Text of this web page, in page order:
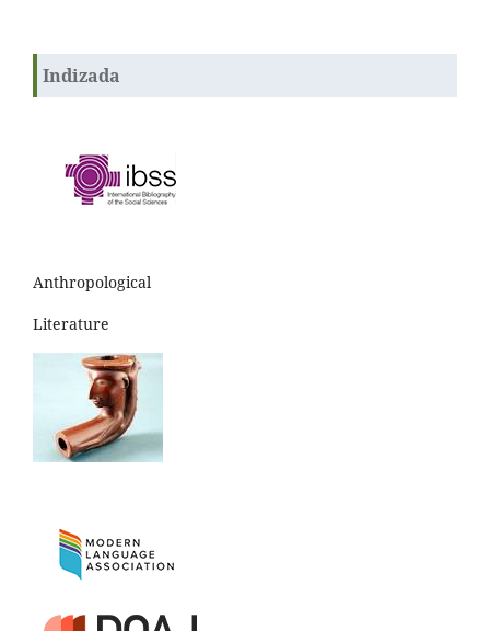
Indizada
Anthropological
Literature